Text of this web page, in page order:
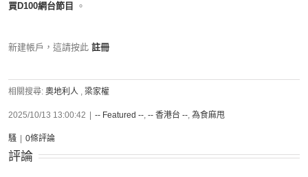
買D100網台節目
。
新建帳戶，這請按此 註冊
相關搜尋: 奧地利人 , 梁家權
2025/10/13 13:00:42 -- Featured --, -- 香港台 --, 為食麻甩
騷 0條評論
評論